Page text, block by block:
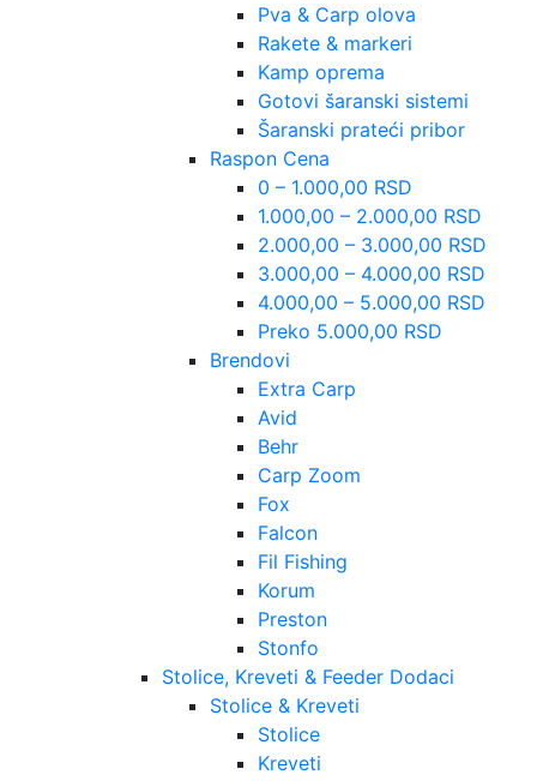
Pva & Carp olova
Rakete & markeri
Kamp oprema
Gotovi šaranski sistemi
Šaranski prateći pribor
Raspon Cena
0 – 1.000,00 RSD
1.000,00 – 2.000,00 RSD
2.000,00 – 3.000,00 RSD
3.000,00 – 4.000,00 RSD
4.000,00 – 5.000,00 RSD
Preko 5.000,00 RSD
Brendovi
Extra Carp
Avid
Behr
Carp Zoom
Fox
Falcon
Fil Fishing
Korum
Preston
Stonfo
Stolice, Kreveti & Feeder Dodaci
Stolice & Kreveti
Stolice
Kreveti